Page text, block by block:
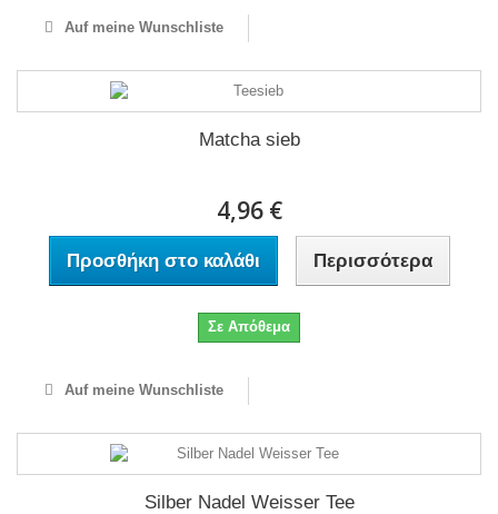
Auf meine Wunschliste
Matcha sieb
4,96 €
Προσθήκη στο καλάθι Περισσότερα
Σε Απόθεμα
Auf meine Wunschliste
Silber Nadel Weisser Tee